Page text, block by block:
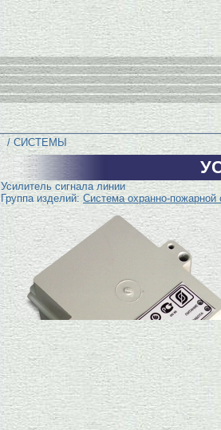
/ СИСТЕМЫ
Усилитель сигнала линии
Группа изделий: Система охранно-